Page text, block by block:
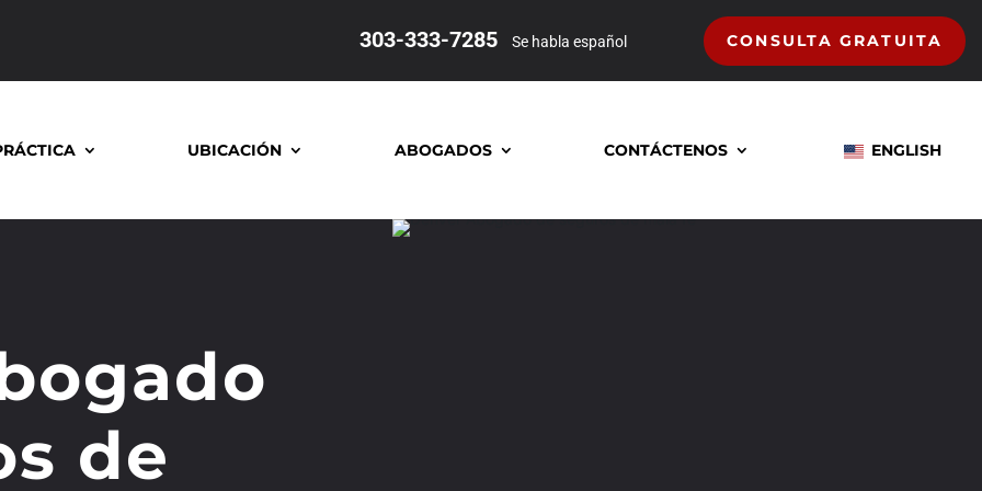
303-333-7285 Se habla español CONSULTA GRATUITA
UBICACIÓN ABOGADOS CONTÁCTENOS ENGLISH
de